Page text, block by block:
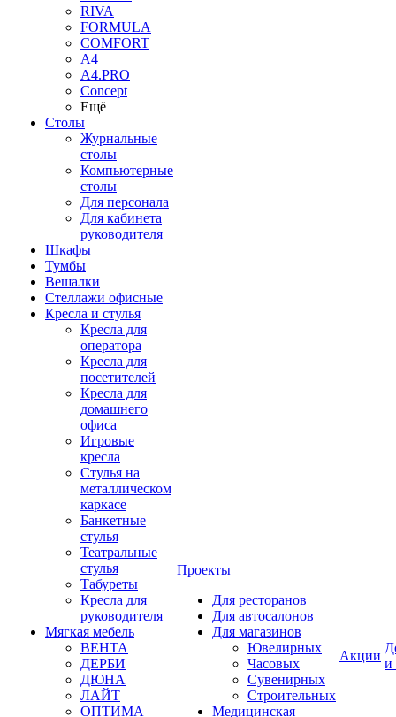
RIVA
FORMULA
COMFORT
A4
A4.PRO
Concept
Ещё
Столы
Журнальные
столы
Компьютерные
столы
Для персонала
Для кабинета
руководителя
Шкафы
Тумбы
Вешалки
Стеллажи офисные
Кресла и стулья
Кресла для
оператора
Кресла для
посетителей
Кресла для
домашнего
офиса
Игровые
кресла
Стулья на
металлическом
каркасе
Банкетные
стулья
Театральные
стулья
Табуреты
Кресла для
руководителя
Мягкая мебель
ВЕНТА
ДЕРБИ
ДЮНА
ЛАЙТ
ОПТИМА
Проекты
Для ресторанов
Для автосалонов
Для магазинов
Ювелирных
Часовых
Сувенирных
Строительных
Медицинская
Акции
и